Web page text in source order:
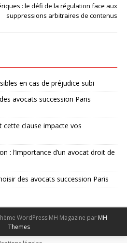
: le défi de la régulation face aux
suppressions arbitraires de contenus
en cas de préjudice subi
avocats succession Paris
cette clause impacte vos
: l’importance d’un avocat droit de
des avocats succession Paris
WordPress MH Magazine par MH
Themes